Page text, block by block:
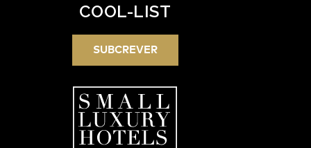
COOL-LIST
SUBCREVER